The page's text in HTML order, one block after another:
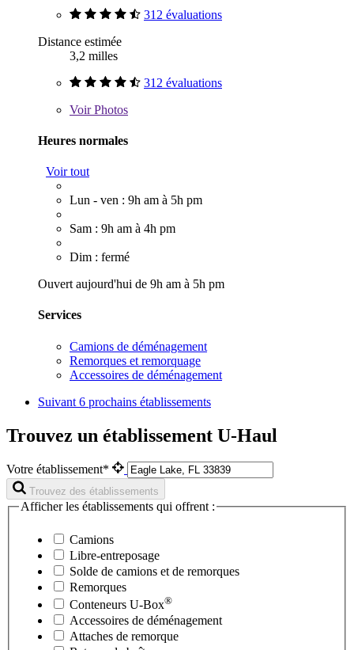
312 évaluations
Distance estimée
3,2 milles
312 évaluations
VoirPhotos
Heures normales
Voir tout
Lun - ven : 9h am à 5h pm
Sam : 9h am à 4h pm
Dim : fermé
Ouvert aujourd'hui de 9h am à 5h pm
Services
Camions de déménagement
Remorques et remorquage
Accessoires de déménagement
Suivant 6 prochains établissements
Trouvez un établissement U-Haul
Votre établissement*
Trouvez des établissements
Afficher les établissements qui offrent :
Camions
Libre-entreposage
Solde de camions et de remorques
Remorques
Conteneurs U-Box®
Accessoires de déménagement
Attaches de remorque